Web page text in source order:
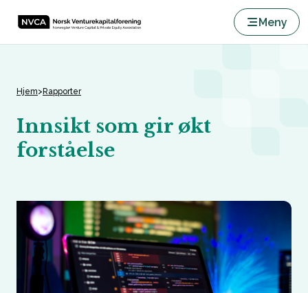
Meny
Hjem> Rapporter
Innsikt som gir økt
forståelse